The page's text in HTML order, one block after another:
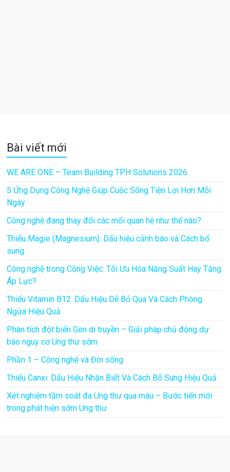
Bài viết mới
WE ARE ONE – Team Building TPH Solutions 2026
5 Ứng Dụng Công Nghệ Giúp Cuộc Sống Tiện Lợi Hơn Mỗi
Ngày
Công nghệ đang thay đổi các mối quan hệ như thế nào?
Thiếu Magie (Magnesium): Dấu hiệu cảnh báo và Cách bổ
sung
Công nghệ trong Công Việc: Tối Ưu Hóa Năng Suất Hay Tăng
Áp Lực?
Thiếu Vitamin B12: Dấu Hiệu Dễ Bỏ Qua Và Cách Phòng
Ngừa Hiệu Quả
Phân tích đột biến Gen di truyền – Giải pháp chủ động dự
báo nguy cơ Ung thư sớm
Phần 1 – Công nghệ và Đời sống
Thiếu Canxi: Dấu Hiệu Nhận Biết Và Cách Bổ Sung Hiệu Quả
Xét nghiệm tầm soát đa Ung thư qua máu – Bước tiến mới
trong phát hiện sớm Ung thư